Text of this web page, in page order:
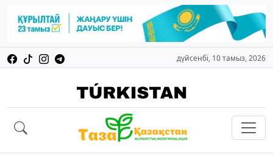
дүйсенбі, 10 тамыз, 2026